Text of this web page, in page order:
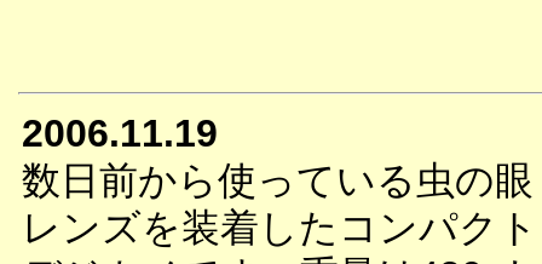
2006.11.19
数日前から使っている虫の眼
レンズを装着したコンパクト